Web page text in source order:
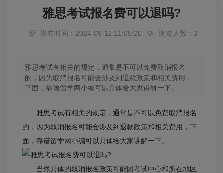
雅思考试报名费可以退吗?
发布时间：2024-09-12 11:05:20 浏览人数：3
雅思考试有相关的规定，通常是不可以免费取消报名
的，因为取消报名可能会涉及到退款政策和相关费用，
下面，靠谱留学网小编可以具体给大家讲解一下。
雅思考试有相关的规定，通常是不可以免费取消报名
的，因为取消报名可能会涉及到退款政策和相关费用，下
面，靠谱留学网小编可以具体给大家讲解一下。
当然具体的取消报名政策可能因考试中心和所在地区